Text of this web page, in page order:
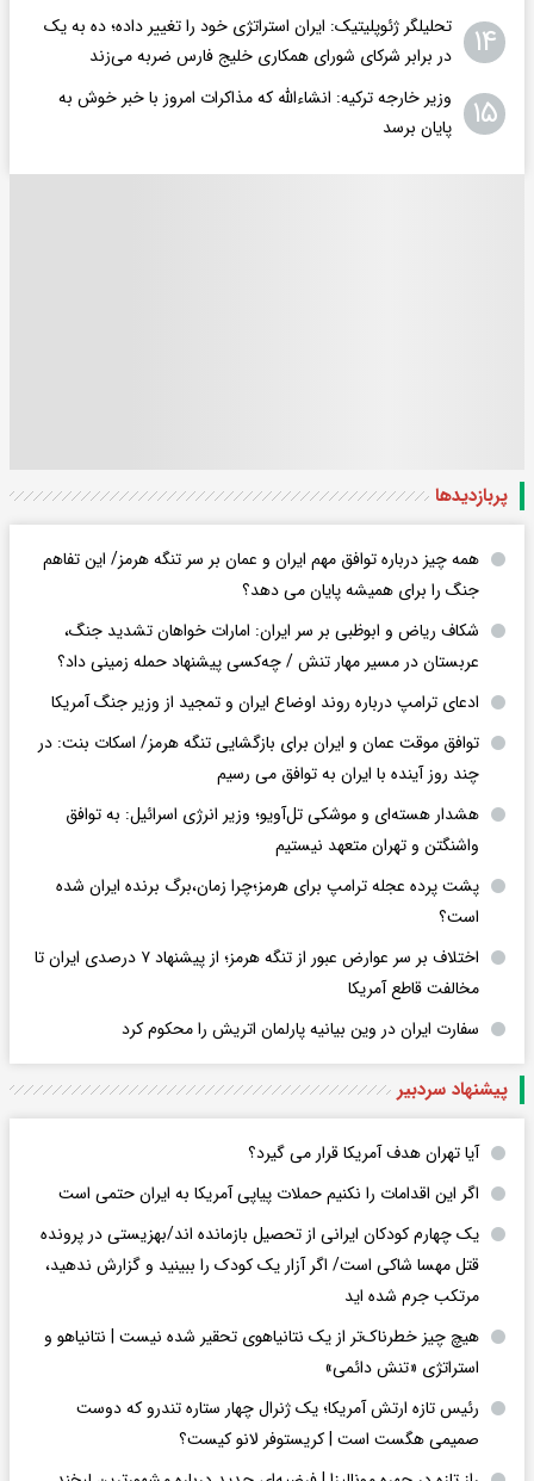
۱۴
تحلیلگر ژئوپلیتیک: ایران استراتژی خود را تغییر داده؛ ده به یک
در برابر شرکای شورای همکاری خلیج فارس ضربه می‌زند
۱۵
وزیر خارجه ترکیه: انشاءالله که مذاکرات امروز با خبر خوش به
پایان برسد
پربازدید‌ها
همه چیز درباره توافق مهم ایران و عمان بر سر تنگه هرمز/ این تفاهم
جنگ را برای همیشه پایان می دهد؟
شکاف ریاض و ابوظبی بر سر ایران: امارات خواهان تشدید جنگ،
عربستان در مسیر مهار تنش / چه‌کسی پیشنهاد حمله زمینی داد؟
ادعای ترامپ درباره روند اوضاع ایران و تمجید از وزیر جنگ آمریکا
توافق موقت عمان و ایران برای بازگشایی تنگه هرمز/ اسکات بنت: در
چند روز آینده با ایران به توافق می رسیم
هشدار هسته‌ای و موشکی تل‌آویو؛ وزیر انرژی اسرائیل: به توافق
واشنگتن و تهران متعهد نیستیم
پشت پرده عجله ترامپ برای هرمز؛چرا زمان،برگ برنده ایران شده
است؟
اختلاف بر سر عوارض عبور از تنگه هرمز؛ از پیشنهاد ۷ درصدی ایران تا
مخالفت قاطع آمریکا
سفارت ایران در وین بیانیه پارلمان اتریش را محکوم کرد
پیشنهاد سردبیر
آیا تهران هدف آمریکا قرار می گیرد؟
اگر این اقدامات را نکنیم حملات پیاپی آمریکا به ایران حتمی است
یک چهارم کودکان ایرانی از تحصیل بازمانده اند/بهزیستی در پرونده
قتل مهسا شاکی است/ اگر آزار یک کودک را ببینید و گزارش ندهید،
مرتکب جرم شده اید
هیچ چیز خطرناک‌تر از یک نتانیاهوی تحقیر شده نیست | نتانیاهو و
استراتژی «تنش دائمی»
رئیس تازه ارتش آمریکا؛ یک ژنرال چهار ستاره تندرو که دوست
صمیمی هگست است | کریستوفر لانو کیست؟